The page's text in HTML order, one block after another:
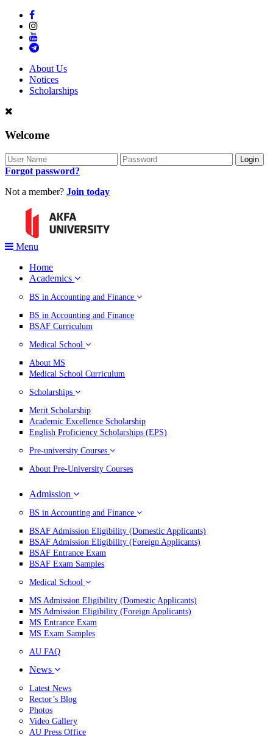
About Us
Notices
Scholarships
Welcome
Forgot password?
Not a member? Join today
Menu
Home
Academics
BS in Accounting and Finance
BS in Accounting and Finance
BSAF Curriculum
Medical School
About MS
Medical School Curriculum
Scholarships
Merit Scholarship
Academic Excellence Scholarship
English Proficiency Scholarships (EPS)
Pre-university Courses
About Pre-University Courses
Admission
BS in Accounting and Finance
BSAF Admission Eligibility (Domestic Applicants)
BSAF Admission Eligibility (Foreign Applicants)
BSAF Entrance Exam
BSAF Exam Samples
Medical School
MS Admission Eligibility (Domestic Applicants)
MS Admission Eligibility (Foreign Applicants)
MS Entrance Exam
MS Exam Samples
AU FAQ
News
Latest News
Rector’s Blog
Photos
Video Gallery
AU Press Office